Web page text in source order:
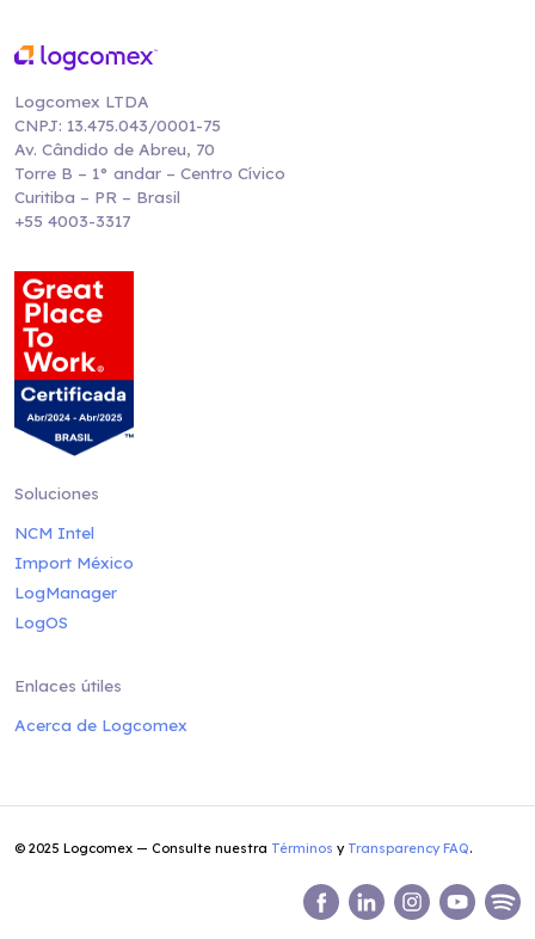
Logcomex LTDA
CNPJ: 13.475.043/0001-75
Av. Cândido de Abreu, 70
Torre B – 1° andar – Centro Cívico
Curitiba – PR – Brasil
+55 4003-3317
Soluciones
NCM Intel
Import México
LogManager
LogOS
Enlaces útiles
Acerca de Logcomex
© 2025 Logcomex — Consulte nuestra Términos y Transparency FAQ.